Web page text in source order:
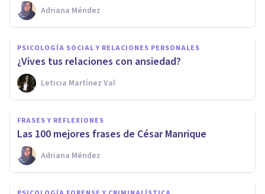
Adriana Méndez
PSICOLOGÍA SOCIAL Y RELACIONES PERSONALES
¿Vives tus relaciones con ansiedad?
Leticia Martínez Val
FRASES Y REFLEXIONES
Las 100 mejores frases de César Manrique
Adriana Méndez